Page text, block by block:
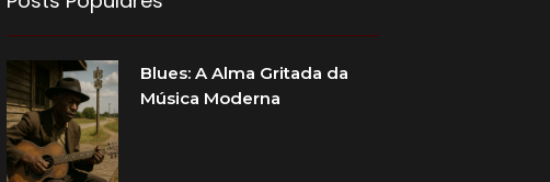
Blues: A Alma Gritada da
Música Moderna